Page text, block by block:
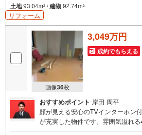
土地93.04m2 /建物92.74m2
リフォーム
画像36枚
3,049万円
成約でもらえる
おすすめポイント 岸田 周平
顔が見える安心のTVインターホン
が充実した物件です。雰囲気溢れ